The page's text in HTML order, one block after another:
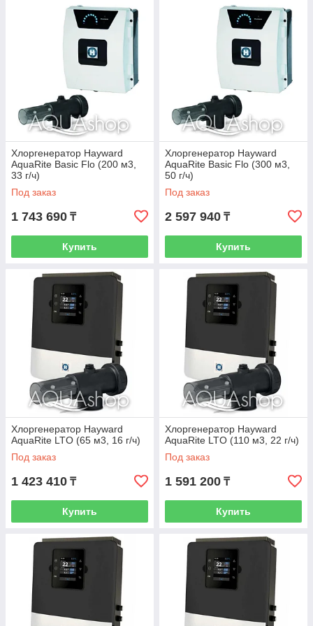
Хлоргенератор Hayward
AquaRite Basic Flo (200 м3,
33 г/ч)
Под заказ
1 743 690 ₸
Купить
Хлоргенератор Hayward
AquaRite Basic Flo (300 м3,
50 г/ч)
Под заказ
2 597 940 ₸
Купить
Хлоргенератор Hayward
AquaRite LTO (65 м3, 16 г/ч)
Под заказ
1 423 410 ₸
Купить
Хлоргенератор Hayward
AquaRite LTO (110 м3, 22 г/ч)
Под заказ
1 591 200 ₸
Купить